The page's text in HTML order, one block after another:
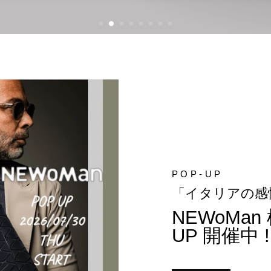
POP-UP
「イタリアの
NEWoMan
UP 開催中